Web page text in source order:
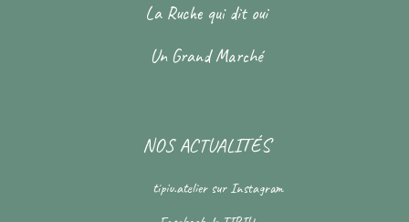
La Ruche qui dit oui
Un Grand Marché
NOS ACTUALITÉS
tipiu.atelier sur Instagram